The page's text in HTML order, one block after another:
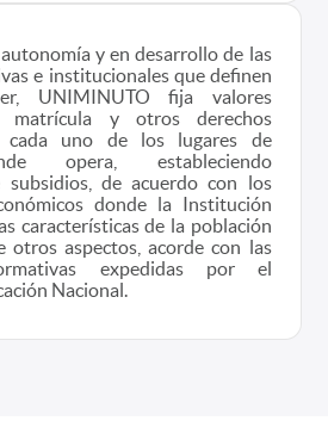
y en desarrollo de las
e institucionales que definen
UNIMINUTO fija valores
matrícula y otros derechos
cada uno de los lugares de
opera, estableciendo
subsidios, de acuerdo con los
donde la Institución
características de la población
otros aspectos, acorde con las
expedidas por el
Nacional.